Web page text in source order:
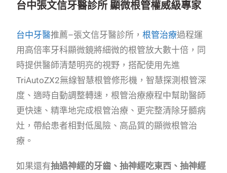
台中張文信牙醫診所 顯微根管權威級專家
台中牙醫推薦–張文信牙醫診所，根管治療過程運
用高倍率牙科顯微鏡將細微的根管放大數十倍，同
時提供醫師清楚明亮的視野，搭配使用先進
TriAutoZX2無線智慧根管修形機，智慧探測根管深
度、適時自動調整轉速，根管治療療程中幫助醫師
更快速、精準地完成根管治療、更完整清除牙髓病
灶，帶給患者相對低風險、高品質的顯微根管治
療。
如果還有抽過神經的牙齒、抽神經吃東西、抽神經